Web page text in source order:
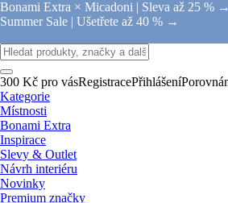
Bonami Extra × Micadoni | Sleva až 25 % →
Summer Sale | Ušetřete až 40 % →
300 Kč pro vásRegistracePřihlášení
Kategorie
Místnosti
Bonami Extra
Inspirace
Slevy & Outlet
Návrh interiéru
Novinky
Premium značky